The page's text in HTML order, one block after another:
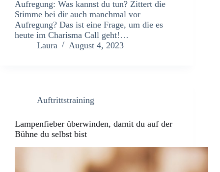
Aufregung: Was kannst du tun? Zittert die
Stimme bei dir auch manchmal vor
Aufregung? Das ist eine Frage, um die es
heute im Charisma Call geht!…
Laura
August 4, 2023
Auftrittstraining
Lampenfieber überwinden, damit du auf der
Bühne du selbst bist